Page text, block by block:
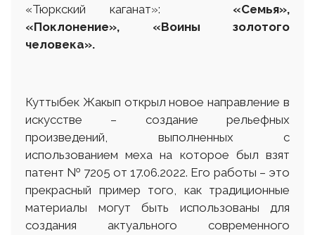
«Тюркский каганат»: «Семья»,
«Поклонение», «Воины золотого
человека».
Куттыбек Жакып открыл новое направление в
искусстве – создание рельефных
произведений, выполненных с
использованием меха на которое был взят
патент № 7205 от 17.06.2022. Его работы – это
прекрасный пример того, как традиционные
материалы могут быть использованы для
создания актуального современного